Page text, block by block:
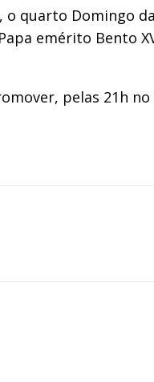
quarto Domingo
emérito Bento
pelas 21h